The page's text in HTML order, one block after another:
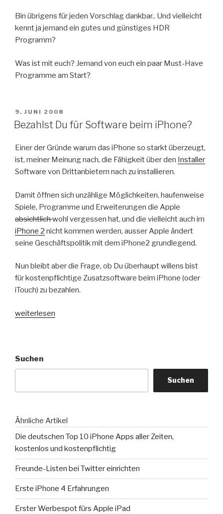
Bin übrigens für jeden Vorschlag dankbar.. Und vielleicht
kennt ja jemand ein gutes und günstiges HDR
Programm?
Was ist mit euch? Jemand von euch ein paar Must-Have
Programme am Start?
VERÖFFENTLICHT
AM
9. JUNI 2008
Bezahlst Du für Software beim iPhone?
Einer der Gründe warum das iPhone so starkt überzeugt,
ist, meiner Meinung nach, die Fähigkeit über den Installer
Software von Drittanbietern nach zu installieren.
Damit öffnen sich unzählige Möglichkeiten, haufenweise
Spiele, Programme und Erweiterungen die Apple
absichtlichwohl vergessen hat, und die vielleicht auch im
iPhone 2 nicht kommen werden, ausser Apple ändert
seine Geschäftspolitik mit dem iPhone2 grundlegend.
Nun bleibt aber die Frage, ob Du überhaupt willens bist
für kostenpflichtige Zusatzsoftware beim iPhone (oder
iTouch) zu bezahlen.
„Bezahlst
beim
iPhone?“
weiterlesen
Suchen
Suchen
Ähnliche Artikel
Die deutschen Top 10 iPhone Apps aller Zeiten,
kostenlos und kostenpflichtig
Freunde-Listen bei Twitter einrichten
Erste iPhone 4 Erfahrungen
Erster Werbespot fürs Apple iPad